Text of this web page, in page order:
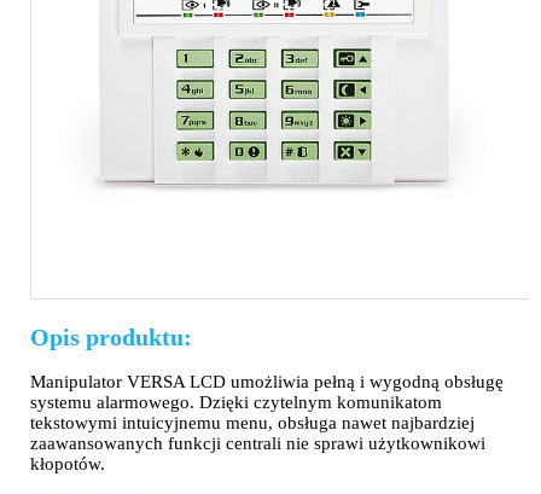
Opis produktu:
Manipulator VERSA LCD umożliwia pełną i wygodną obsługę
systemu alarmowego. Dzięki czytelnym komunikatom
tekstowymi intuicyjnemu menu, obsługa nawet najbardziej
zaawansowanych funkcji centrali nie sprawi użytkownikowi
kłopotów.